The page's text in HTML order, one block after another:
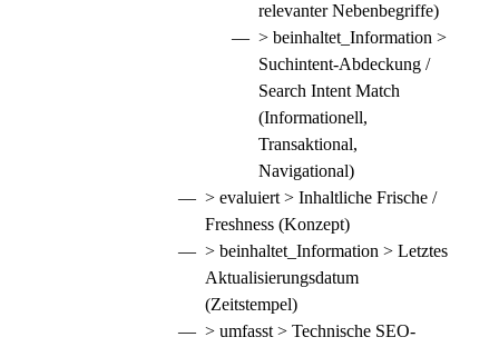
relevanter Nebenbegriffe)
> beinhaltet_Information >
Suchintent-Abdeckung /
Search Intent Match
(Informationell,
Transaktional,
Navigational)
> evaluiert > Inhaltliche Frische /
Freshness (Konzept)
> beinhaltet_Information > Letztes
Aktualisierungsdatum
(Zeitstempel)
> umfasst > Technische SEO-